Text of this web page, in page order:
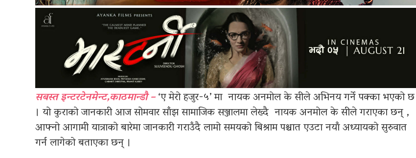
सबस्त इन्टरटेनमेन्ट,काठमान्डौ –‘ए मेरो हजुर-५’ मा नायक अनमोल के सीले अभिनय गर्ने पक्का भएको छ
। यो कुराको जानकारी आज सोमवार साँझ सामाजिक सञ्जालमा लेख्दै नायक अनमोल के सीले गराएका छन् ,
आफ्नो आगामी यात्राको बारेमा जानकारी गराउँदै लामो समयको बिश्राम पश्चात एउटा नयाँ अध्यायको सुरुवात
गर्न लागेको बताएका छन् ।